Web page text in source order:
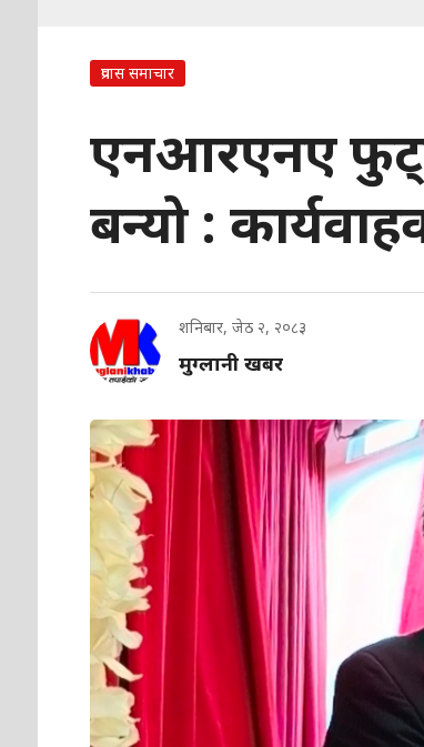
प्रवास समाचार
एनआरएनए
बन्यो :
शनिबार, जेठ २, २०८३
मुग्लानी खबर